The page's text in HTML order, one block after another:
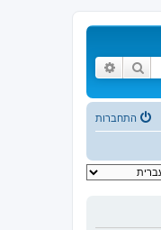
חיפוש
התחברות